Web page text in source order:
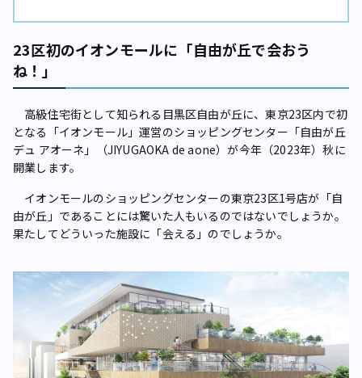
23区初のイオンモールに「自由が丘で会おう
ね！」
高級住宅街として知られる目黒区自由が丘に、東京23区内で初
となる「イオンモール」運営のショッピングセンター「自由が丘
デュ アオーネ」（JIYUGAOKA de aone）が今年（2023年）秋に
開業します。
イオンモールのショッピングセンターの東京23区1号店が「自
由が丘」であることには驚いた人もいるのではないでしょうか。
果たしてどういった施設に「会える」のでしょうか。